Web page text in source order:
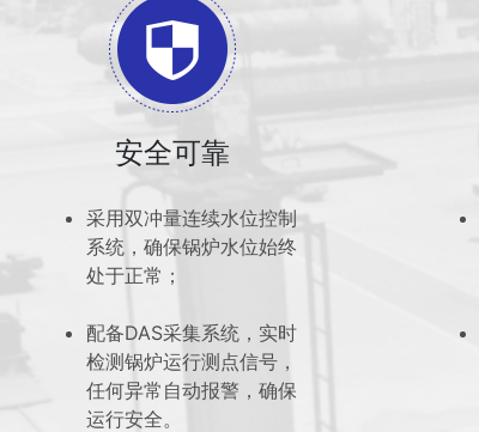
安全可靠
采用双冲量连续水位控制
系统，确保锅炉水位始终
处于正常；
配备DAS采集系统，实时
检测锅炉运行测点信号，
任何异常自动报警，确保
运行安全。